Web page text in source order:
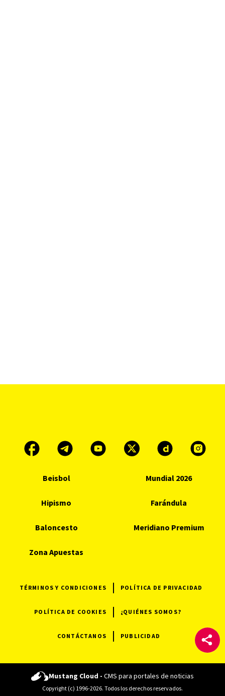
Beisbol Mundial 2026
Hipismo Farándula
Baloncesto Meridiano Premium
Zona Apuestas
TÉRMINOS Y CONDICIONES POLÍTICA DE PRIVACIDAD
POLÍTICA DE COOKIES ¿QUIÉNES SOMOS?
CONTÁCTANOS PUBLICIDAD
Mustang Cloud - CMS para portales de noticias
Copyright (c) 1996-2026. Todos los derechos reservados.